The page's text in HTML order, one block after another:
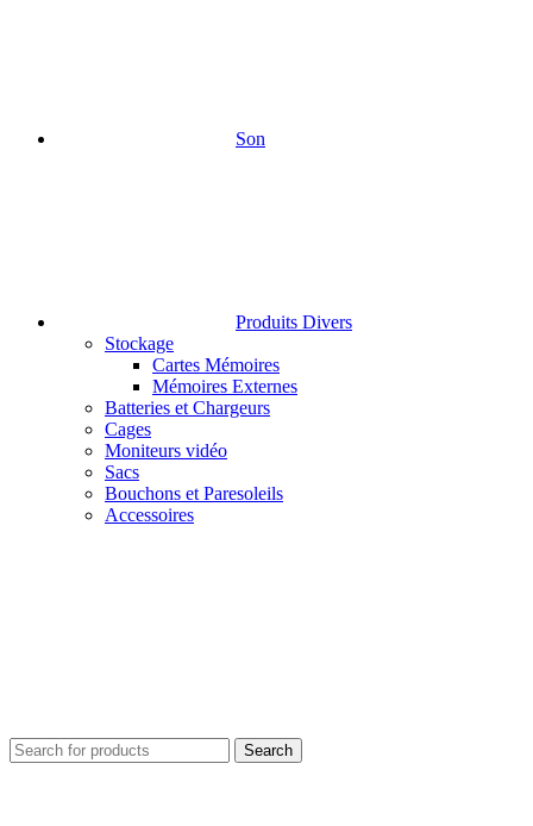
Son
Produits Divers
Stockage
Cartes Mémoires
Mémoires Externes
Batteries et Chargeurs
Cages
Moniteurs vidéo
Sacs
Bouchons et Paresoleils
Accessoires
Search